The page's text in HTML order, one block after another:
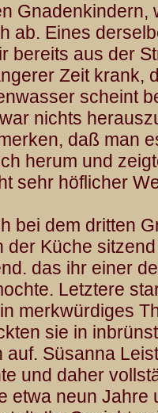
Gnadenkindern,
ab. Eines
bereits aus der
Zeit krank,
scheint
nichts
daß man
herum und
sehr höflicher
bei dem dritten
der Küche
das ihr einer
Letztere
merkwürdiges
sie in
auf. Süsanna
und daher
etwa neun Jahre